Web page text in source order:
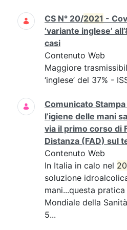
CS N° 20/2021 -
‘variante inglese’
casi
Contenuto Web
Maggiore
‘inglese’ del 37% -
Comunicato
l’igiene delle mani
via il primo corso di
Distanza (FAD) sul
Contenuto Web
In Italia in calo nel
soluzione
mani...questa
Mondiale della
5...